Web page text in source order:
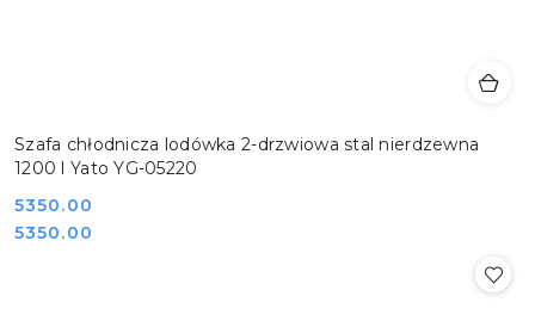
Szafa chłodnicza lodówka 2-drzwiowa stal nierdzewna
1200 l Yato YG-05220
Cena:
5350.00
Cena:
5350.00